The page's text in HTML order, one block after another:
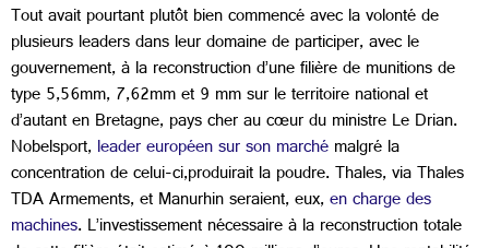
Tout avait pourtant plutôt bien commencé avec la volonté de
plusieurs leaders dans leur domaine de participer, avec le
gouvernement, à la reconstruction d’une filière de munitions de
type 5,56mm, 7,62mm et 9 mm sur le territoire national et
d’autant en Bretagne, pays cher au cœur du ministre Le Drian.
Nobelsport,leader européen sur son marchémalgré la
concentration de celui-ci,produirait la poudre. Thales, via Thales
TDA Armements, et Manurhin seraient, eux,en charge des
machines. L’investissement nécessaire à la reconstruction totale